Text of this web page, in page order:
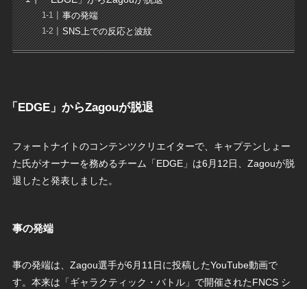
事の発端
SNS上での反応と波紋
「EDGE」からZagouが脱退
フォートナイトのコンテンツクリエイターで、キャプテンしょー
た氏がオーナーを務めるチーム「EDGE」は6月12日、Zagouが脱
退したと発表しました。
事の発端
事の発端は、Zagou選手が6月11日に投稿したYouTube動画で
す。本来は「ギャラクティック・バトル」で開催されたFNCS シ